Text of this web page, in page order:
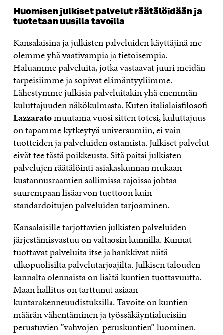
Huomisen julkiset palvelut räätälöidään ja
tuotetaan uusilla tavoilla
Kansalaisina ja julkisten palveluiden käyttäjinä me
olemme yhä vaativampia ja tietoisempia.
Haluamme palveluita, jotka vastaavat juuri meidän
tarpeisiimme ja sopivat elämäntyyliimme.
Lähestymme julkisia palveluitakin yhä enemmän
kuluttajuuden näkökulmasta. Kuten italialaisfilosofi
Lazzaratomuutama vuosi sitten totesi, kuluttajuus
on tapamme kytkeytyä universumiin, ei vain
tuotteiden ja palveluiden ostamista. Julkiset palvelut
eivät tee tästä poikkeusta. Sitä paitsi julkisten
palvelujen räätälöinti asiakaskunnan mukaan
kustannusraamien sallimissa rajoissa johtaa
suurempaan lisäarvon tuottoon kuin
standardoitujen palveluiden tarjoaminen.
Kansalaisille tarjottavien julkisten palveluiden
järjestämisvastuu on valtaosin kunnilla. Kunnat
tuottavat palveluita itse ja hankkivat niitä
ulkopuolisilta palvelutarjoajilta. Julkisen talouden
kannalta olennaista on lisätä kuntien tuottavuutta.
Maan hallitus on tarttunut asiaan
kuntarakenneuudistuksilla. Tavoite on kuntien
määrän vähentäminen ja työssäkäyntialueisiin
perustuvien ”vahvojen peruskuntien” luominen.